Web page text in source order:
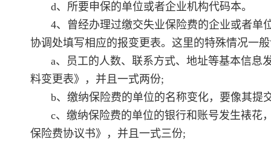
d、所要申保的单位或者企业机构代码本。
4、曾经办理过缴交失业保险费的企业或者单
协调处填写相应的报变更表。这里的特殊情况一
a、员工的人数、联系方式、地址等基本信息
料变更表》，并且一式两份;
b、缴纳保险费的单位的名称变化，要像其提
c、缴纳保险费的单位的银行和账号发生裱花
保险费协议书》，并且一式三份;